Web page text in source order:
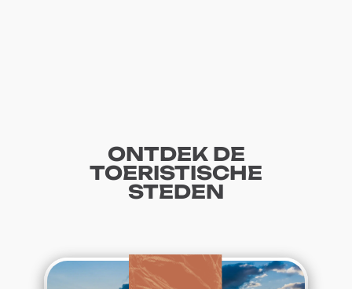
ONTDEK DE
TOERISTISCHE
STEDEN
Lees verder